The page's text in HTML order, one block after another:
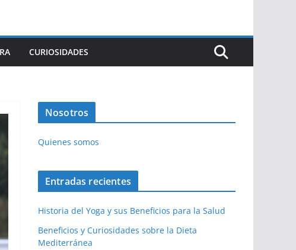
CURIOSIDADES
Nosotros
Quienes somos
Entradas recientes
Historia del Yoga y sus Beneficios para la Salud
Beneficios y Curiosidades sobre la Dieta
Mediterránea